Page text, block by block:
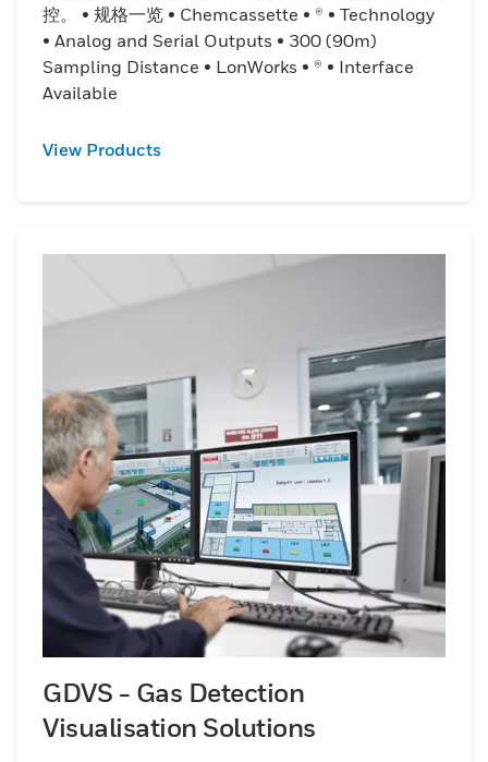
控。 • 规格一览 • Chemcassette • ® • Technology
• Analog and Serial Outputs • 300 (90m)
Sampling Distance • LonWorks • ® • Interface
Available
View Products
GDVS - Gas Detection
Visualisation Solutions